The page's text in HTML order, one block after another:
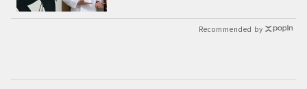
Recommended by